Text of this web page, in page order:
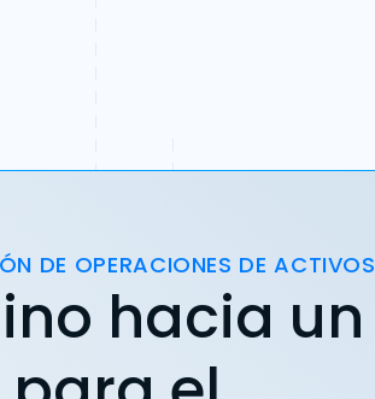
DE OPERACIONES DE ACTIVOS
hacia un